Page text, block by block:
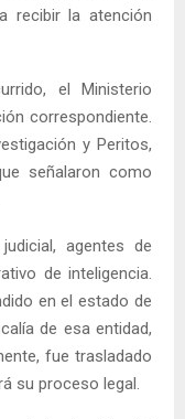
recibir la atención
el Ministerio
correspondiente.
y Peritos,
señalaron como
agentes de
de inteligencia.
en el estado de
de esa entidad,
fue trasladado
su proceso legal.